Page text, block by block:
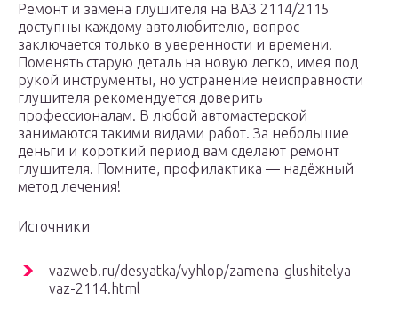
Ремонт и замена глушителя на ВАЗ 2114/2115
доступны каждому автолюбителю, вопрос
заключается только в уверенности и времени.
Поменять старую деталь на новую легко, имея под
рукой инструменты, но устранение неисправности
глушителя рекомендуется доверить
профессионалам. В любой автомастерской
занимаются такими видами работ. За небольшие
деньги и короткий период вам сделают ремонт
глушителя. Помните, профилактика — надёжный
метод лечения!
Источники
vazweb.ru/desyatka/vyhlop/zamena-glushitelya-
vaz-2114.html